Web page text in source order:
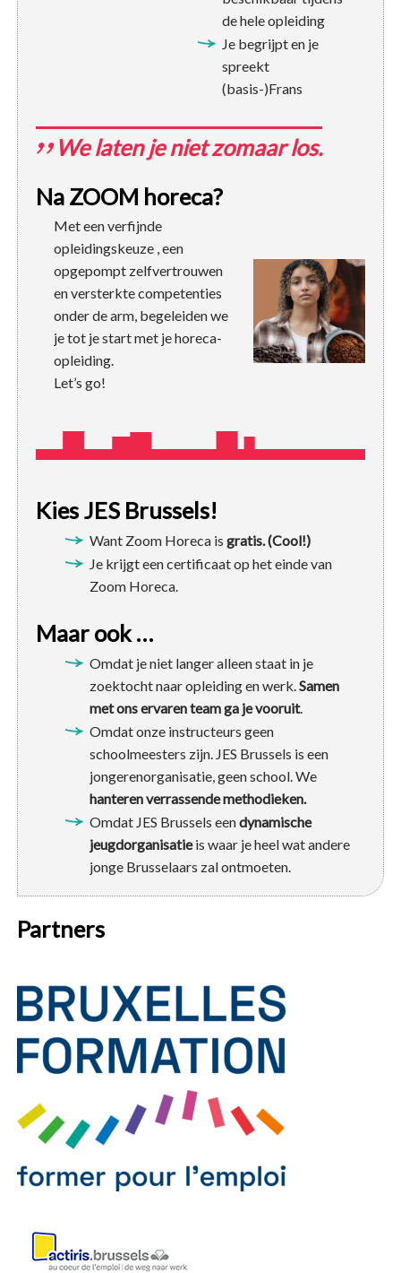
de hele opleiding
Je begrijpt en je
spreekt
(basis-)Frans
We laten je niet zomaar los.
Na ZOOM horeca?
Met een verfijnde
opleidingskeuze , een
opgepompt zelfvertrouwen
en versterkte competenties
onder de arm, begeleiden we
je tot je start met je horeca-
opleiding.
Let’s go!
Kies JES Brussels!
Want Zoom Horeca is gratis. (Cool!)
Je krijgt een certificaat op het einde van
Zoom Horeca.
Maar ook …
Omdat je niet langer alleen staat in je
zoektocht naar opleiding en werk.Samen
met ons ervaren team ga je vooruit.
Omdat onze instructeurs geen
schoolmeesters zijn. JES Brussels is een
jongerenorganisatie, geen school. We
hanteren verrassende methodieken.
Omdat JES Brussels eendynamische
jeugdorganisatieis waar je heel wat andere
jonge Brusselaars zal ontmoeten.
Partners